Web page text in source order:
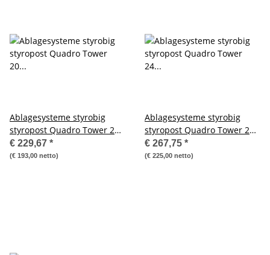
Ablagesysteme styrobig
styropost Quadro Tower 20
Fächer Ablagebox
Ablagefach
€ 229,67 *
(€ 193,00 netto)
Ablagesysteme styrobig
styropost Quadro Tower 24
Fächer Ablagebox
Ablagefach
€ 267,75 *
(€ 225,00 netto)